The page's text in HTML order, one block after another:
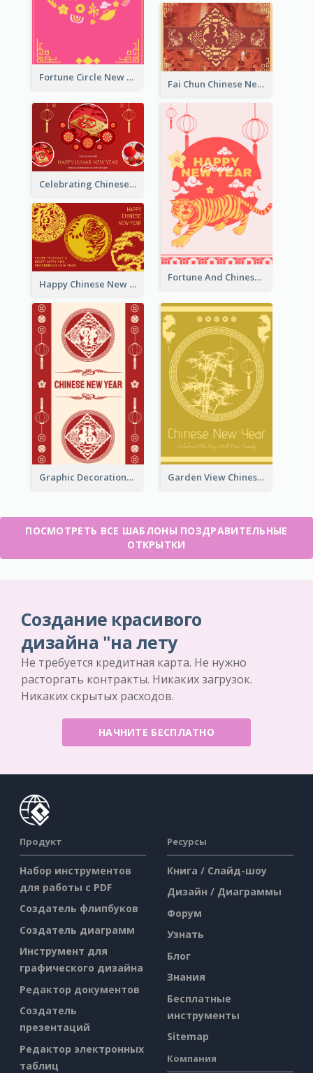
Fortune Circle New Year Greeting Card
Fai Chun Chinese New Year Greeting Card
Celebrating Chinese New Year Greeting Card
Fortune And Chinese New Year Greeting Card
Happy Chinese New Year Greeting Card With Circle illustrations
Graphic Decorations Chinese New Year Greeting Card Garden View Chinese New Year Greeting Card
ПОСМОТРЕТЬ ВСЕ ШАБЛОНЫ ПОЗДРАВИТЕЛЬНЫЕ
ОТКРЫТКИ
Создание красивого
дизайна "на лету
Не требуется кредитная карта. Не нужно
расторгать контракты. Никаких загрузок.
Никаких скрытых расходов.
НАЧНИТЕ БЕСПЛАТНО
Продукт
Набор инструментов
для работы с PDF
Создатель флипбуков
Создатель диаграмм
Инструмент для
графического дизайна
Редактор документов
Создатель
презентаций
Редактор электронных
таблиц
Ресурсы
Книга / Слайд-шоу
Дизайн / Диаграммы
Форум
Узнать
Блог
Знания
Бесплатные
инструменты
Sitemap
Компания